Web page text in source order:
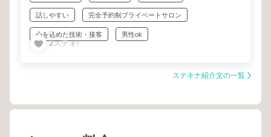
ウェルカムドリンクや、施術後のお茶が美味しく、低糖質チョコレー
トは身体に良いのに絶品です♡♡
話しやすい 完全予約制プライベートサロン
心を込めた技術・接客 男性ok
2ステキ!
ステキナ紹介文の一覧